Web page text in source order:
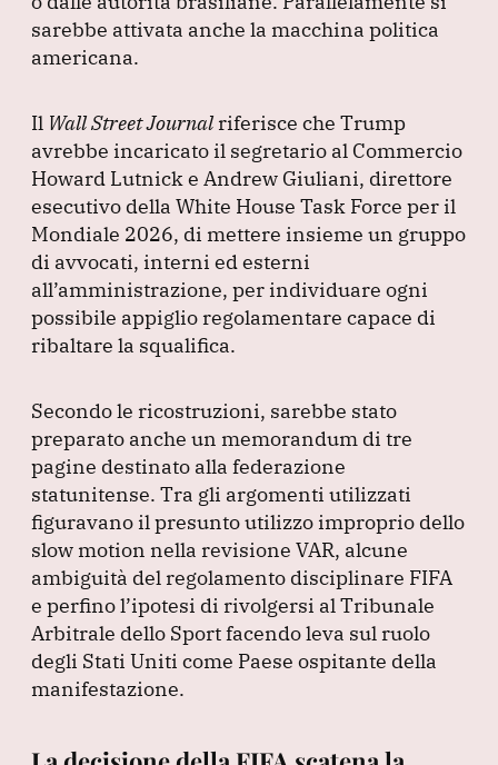
sarebbe attivata anche la macchina politica
americana.
Il Wall Street Journalriferisce che Trump
avrebbe incaricato il segretario al Commercio
Howard Lutnick e Andrew Giuliani, direttore
esecutivo della White House Task Force per il
Mondiale 2026, di mettere insieme un gruppo
di avvocati, interni ed esterni
all’amministrazione, per individuare ogni
possibile appiglio regolamentare capace di
ribaltare la squalifica.
Secondo le ricostruzioni, sarebbe stato
preparato anche un memorandum di tre
pagine destinato alla federazione
statunitense. Tra gli argomenti utilizzati
figuravano il presunto utilizzo improprio dello
slow motion nella revisione VAR, alcune
ambiguità del regolamento disciplinare FIFA
e perfino l’ipotesi di rivolgersi al Tribunale
Arbitrale dello Sport facendo leva sul ruolo
degli Stati Uniti come Paese ospitante della
manifestazione.